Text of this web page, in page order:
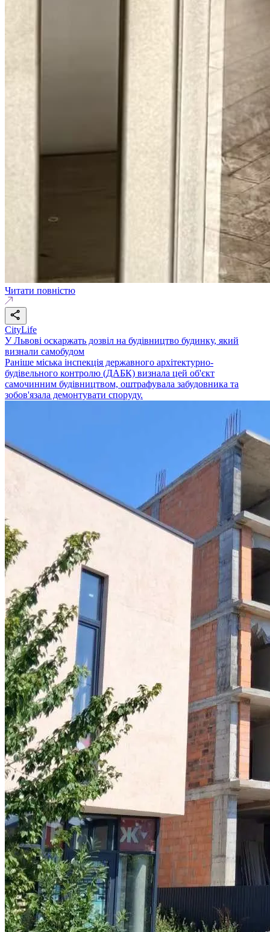
Читати повністю
CityLife
У Львові оскаржать дозвіл на будівництво будинку, який
визнали самобудом
Раніше міська інспекція державного архітектурно-
будівельного контролю (ДАБК) визнала цей об'єкт
самочинним будівництвом, оштрафувала забудовника та
зобов'язала демонтувати споруду.